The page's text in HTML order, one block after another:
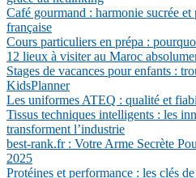
Café gourmand : harmonie sucrée
française
Cours particuliers en prépa :
12 lieux à visiter au Maroc
Stages de vacances pour enfants :
KidsPlanner
Les uniformes ATEQ : qualité et
Tissus techniques intelligents : les
transforment l’industrie
best-rank.fr : Votre Arme Secrète
2025
Protéines et performance : les clés